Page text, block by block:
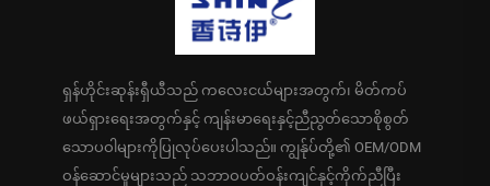
ရှန်ဟိုင်းဆုန်းရှီယီသည် ကလေးငယ်များအတွက်၊ မိတ်ကပ်
ဖယ်ရှားရေးအတွက်နှင့် ကျန်းမာရေးနှင့်ညီညွတ်သောစိုစွတ်
သောပဝါများကိုပြုလုပ်ပေးပါသည်။ ကျွန်ုပ်တို့၏ OEM/ODM
ဝန်ဆောင်မှုများသည် သဘာဝပတ်ဝန်းကျင်နှင့်ကိုက်ညီပြီး